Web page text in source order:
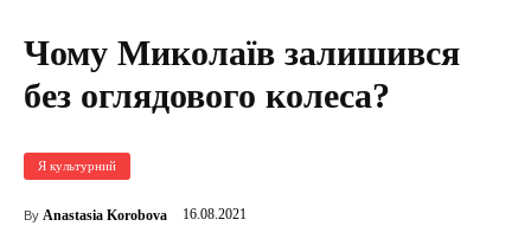
Чому Миколаїв залишився
без оглядового колеса?
Я культурний
By Anastasia Korobova 16.08.2021